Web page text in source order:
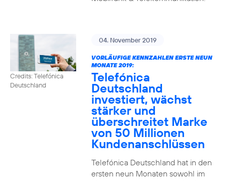
Credits: Telefónica
Deutschland
04. November 2019
VORLÄUFIGE KENNZAHLEN ERSTE NEUN
MONATE 2019:
Telefónica
Deutschland
investiert, wächst
stärker und
überschreitet Marke
von 50 Millionen
Kundenanschlüssen
Telefónica Deutschland hat in den
ersten neun Monaten sowohl im